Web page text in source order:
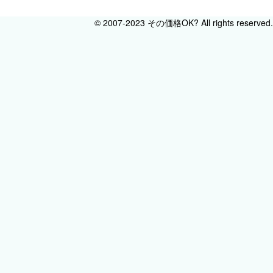
© 2007-2023 その価格OK? All rights reserved.